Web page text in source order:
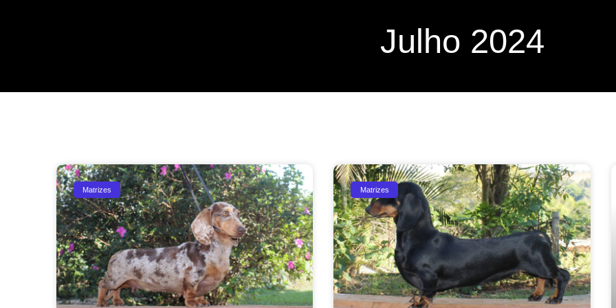
Julho 2024
Matrizes Matrizes